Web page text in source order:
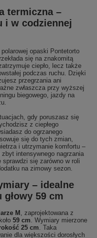
termiczna –
i w codziennej
polarowej opaski Pontetorto
się na znakomitą
ciepło, lecz także
podczas ruchu. Dzięki
przegrzania ani
zwłaszcza przy wyższej
biegowego, jazdy na
gdy poruszasz się
z ciepłego
do ogrzanego
się do tych zmian,
i utrzymanie komfortu –
intensywnego nagrzania
sprawdzi się zarówno w roli
na zimowy sezon.
– idealne
59 cm
M , zaprojektowana z
59 cm. Wymiary mierzone
25 cm. Taka
dla większości dorosłych